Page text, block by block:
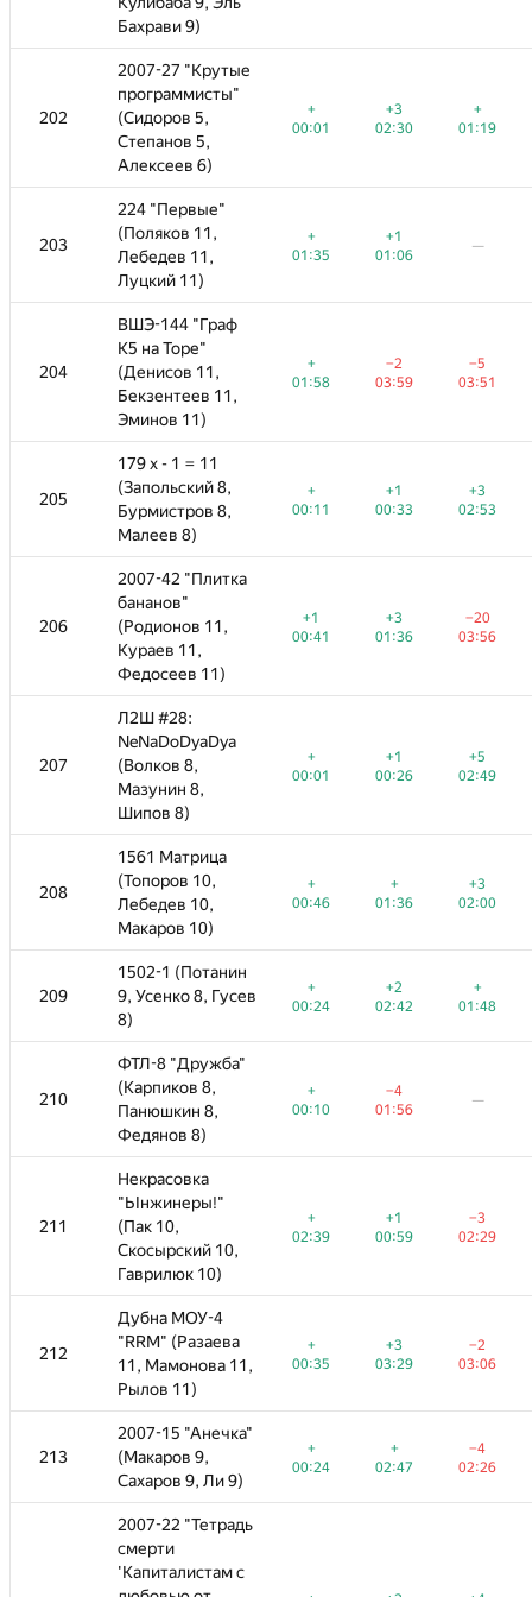
Бахрави 9)
202
2007-27 "Крутые
программисты"
(Сидоров 5,
Степанов 5,
Алексеев 6)
+
00:01
+3
02:30
+
01:19
203
224 "Первые"
(Поляков 11,
Лебедев 11,
Луцкий 11)
+
01:35
+1
01:06
—
204
ВШЭ-144 "Граф
K5 на Торе"
(Денисов 11,
Бекзентеев 11,
Эминов 11)
+
01:58
−2
03:59
−5
03:51
205
179 x - 1 = 11
(Запольский 8,
Бурмистров 8,
Малеев 8)
+
00:11
+1
00:33
+3
02:53
206
2007-42 "Плитка
бананов"
(Родионов 11,
Кураев 11,
Федосеев 11)
+1
00:41
+3
01:36
−20
03:56
207
Л2Ш #28:
NeNaDoDyaDya
(Волков 8,
Мазунин 8,
Шипов 8)
+
00:01
+1
00:26
+5
02:49
208
1561 Матрица
(Топоров 10,
Лебедев 10,
Макаров 10)
+
00:46
+
01:36
+3
02:00
209
1502-1 (Потанин
9, Усенко 8, Гусев
8)
+
00:24
+2
02:42
+
01:48
210
ФТЛ-8 "Дружба"
(Карпиков 8,
Панюшкин 8,
Федянов 8)
+
00:10
−4
01:56
—
211
Некрасовка
"ЬIнжинеры!"
(Пак 10,
Скосырский 10,
Гаврилюк 10)
+
02:39
+1
00:59
−3
02:29
212
Дубна МОУ-4
"RRM" (Разаева
11, Мамонова 11,
Рылов 11)
+
00:35
+3
03:29
−2
03:06
213
2007-15 "Анечка"
(Макаров 9,
Сахаров 9, Ли 9)
+
00:24
+
02:47
−4
02:26
2007-22 "Тетрадь
смерти
'Капиталистам с
+
00:01
02:30
−2
02:53
—
−5
01:41
+
01:35
+1
01:06
+
01:53
—
+
01:58
03:59
03:51
+
01:48
—
+1
00:48
+
00:11
+1
00:33
+3
02:53
−18
03:58
— —
+1
00:41
01:36
−20
03:56
+3
00:31
— —
+
00:01
00:26
— —
−4
02:52
+
00:46
+
01:36
−29
03:58
— —
+
00:24
+2
02:42
01:48
−3
03:14
— —
+
00:10
−4
01:56
+1
01:13
—
+
02:39
00:59
+1
01:58
— —
+
00:35
+3
03:29
−2
03:06
+1
01:14
—
−2
02:30
+
00:24
02:47
+1
03:11
−4
01:36
—
Бахрави 9)
202
2007-27 "Крутые
программисты"
(Сидоров 5,
Степанов 5,
Алексеев 6)
+
00:01
+3
02:30
+
01:19
203
224 "Первые"
(Поляков 11,
Лебедев 11,
Луцкий 11)
+
01:35
+1
01:06
—
204
ВШЭ-144 "Граф
K5 на Торе"
(Денисов 11,
Бекзентеев 11,
Эминов 11)
+
01:58
−2
03:59
−5
03:51
205
179 x - 1 = 11
(Запольский 8,
Бурмистров 8,
Малеев 8)
+
00:11
+1
00:33
+3
02:53
206
2007-42 "Плитка
бананов"
(Родионов 11,
Кураев 11,
Федосеев 11)
+1
00:41
+3
01:36
−20
03:56
207
Л2Ш #28:
NeNaDoDyaDya
(Волков 8,
Мазунин 8,
Шипов 8)
+
00:01
+1
00:26
+5
02:49
208
1561 Матрица
(Топоров 10,
Лебедев 10,
Макаров 10)
+
00:46
+
01:36
+3
02:00
209
1502-1 (Потанин
9, Усенко 8, Гусев
8)
+
00:24
+2
02:42
+
01:48
210
ФТЛ-8 "Дружба"
(Карпиков 8,
Панюшкин 8,
Федянов 8)
+
00:10
−4
01:56
—
211
Некрасовка
"ЬIнжинеры!"
(Пак 10,
Скосырский 10,
Гаврилюк 10)
+
02:39
+1
00:59
−3
02:29
212
Дубна МОУ-4
"RRM" (Разаева
11, Мамонова 11,
Рылов 11)
+
00:35
+3
03:29
−2
03:06
213
2007-15 "Анечка"
(Макаров 9,
Сахаров 9, Ли 9)
+
00:24
+
02:47
−4
02:26
2007-22 "Тетрадь
смерти
'Капиталистам с